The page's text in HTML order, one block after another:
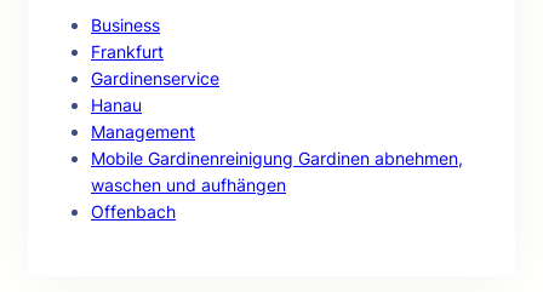
Business
Frankfurt
Gardinenservice
Hanau
Management
Mobile Gardinenreinigung Gardinen abnehmen,
waschen und aufhängen
Offenbach